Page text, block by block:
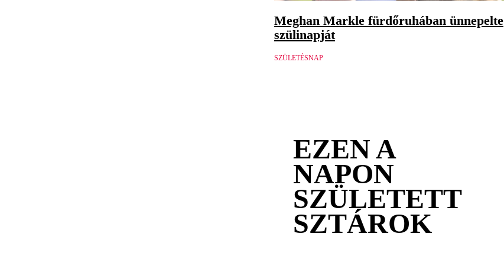
Meghan Markle fürdőruhában ünnepelte
szülinapját
SZÜLETÉSNAP
EZEN A
NAPON
SZÜLETETT
SZTÁROK